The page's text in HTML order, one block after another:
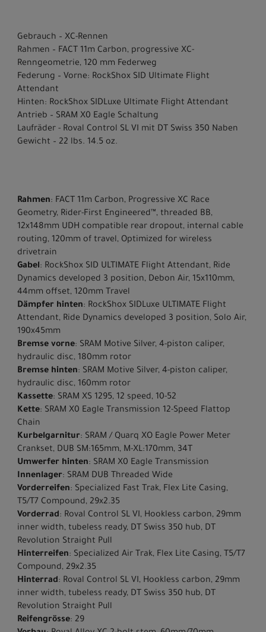
Gebrauch – XC-Rennen
Rahmen – FACT 11m Carbon, progressive XC-
Renngeometrie, 120 mm Federweg
Federung – Vorne: RockShox SID Ultimate Flight
Attendant
Hinten: RockShox SIDLuxe Ultimate Flight Attendant
Antrieb – SRAM X0 Eagle Schaltung
Laufräder - Roval Control SL VI mit DT Swiss 350 Naben
Gewicht – 22 lbs. 14.5 oz.
Rahmen: FACT 11m Carbon, Progressive XC Race
Geometry, Rider-First Engineered™, threaded BB,
12x148mm UDH compatible rear dropout, internal cable
routing, 120mm of travel, Optimized for wireless
drivetrain
Gabel: RockShox SID ULTIMATE Flight Attendant, Ride
Dynamics developed 3 position, Debon Air, 15x110mm,
44mm offset, 120mm Travel
Dämpfer hinten: RockShox SIDLuxe ULTIMATE Flight
Attendant, Ride Dynamics developed 3 position, Solo Air,
190x45mm
Bremse vorne: SRAM Motive Silver, 4-piston caliper,
hydraulic disc, 180mm rotor
Bremse hinten: SRAM Motive Silver, 4-piston caliper,
hydraulic disc, 160mm rotor
Kassette: SRAM XS 1295, 12 speed, 10-52
Kette: SRAM X0 Eagle Transmission 12-Speed Flattop
Chain
Kurbelgarnitur: SRAM / Quarq XO Eagle Power Meter
Crankset, DUB SM:165mm, M-XL:170mm, 34T
Umwerfer hinten: SRAM X0 Eagle Transmission
Innenlager: SRAM DUB Threaded Wide
Vorderreifen: Specialized Fast Trak, Flex Lite Casing,
T5/T7 Compound, 29x2.35
Vorderrad: Roval Control SL VI, Hookless carbon, 29mm
inner width, tubeless ready, DT Swiss 350 hub, DT
Revolution Straight Pull
Hinterreifen: Specialized Air Trak, Flex Lite Casing, T5/T7
Compound, 29x2.35
Hinterrad: Roval Control SL VI, Hookless carbon, 29mm
inner width, tubeless ready, DT Swiss 350 hub, DT
Revolution Straight Pull
Reifengrösse: 29